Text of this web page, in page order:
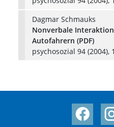
Dagmar Schmauks
Nonverbale
Autofahrern (PDF)
psychosozial 94 (2004),